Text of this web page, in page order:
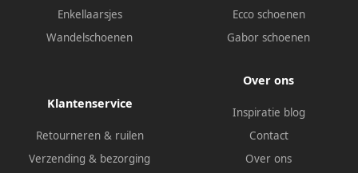
Enkellaarsjes
Wandelschoenen
Ecco schoenen
Gabor schoenen
Klantenservice
Retourneren & ruilen
Verzending & bezorging
Over ons
Inspiratie blog
Contact
Over ons